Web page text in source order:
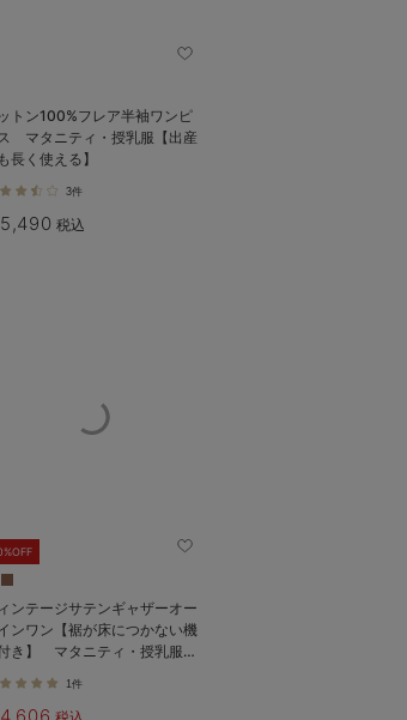
トン100%フレア半袖ワンピ
マタニティ・授乳服【出産
長く使える】
3件
5,490 税込
ンテージサテンギャザーオー
ンワン【裾が床につかない機
き】 マタニティ・授乳服
1件